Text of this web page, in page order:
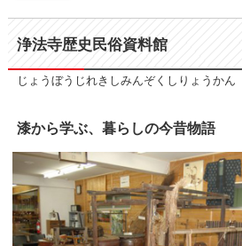
浄法寺歴史民俗資料館
じょうぼうじれきしみんぞくしりょうかん
漆から学ぶ、暮らしの今昔物語